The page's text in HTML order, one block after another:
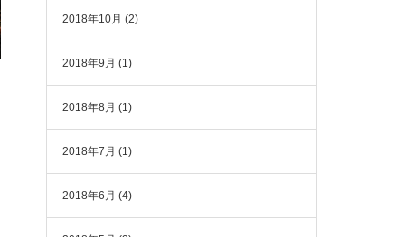
2018年10月 (2)
2018年9月 (1)
2018年8月 (1)
2018年7月 (1)
2018年6月 (4)